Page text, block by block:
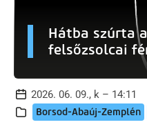
Hátba szúrta
felsőzsolcai
2026. 06. 09., k – 14:11
Borsod-Abaúj-Zemplén